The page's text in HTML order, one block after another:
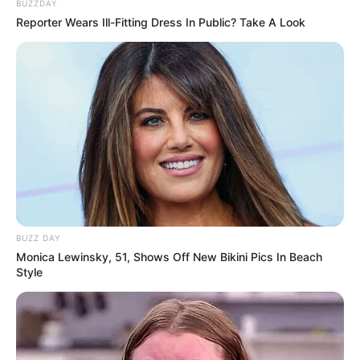
Hier geht es zu den
Deutschland und hier gibt esTipps für weltweite
Reiseziele
über die Insel der Dämonen, Monster, Drachen, Götter
und tausend Tempel
sowie dieOstküste von Australien
BUZZDAY
Reporter Wears Ill-Fitting Dress In Public? Take A Look
BUZZ DAY
Monica Lewinsky, 51, Shows Off New Bikini Pics In Beach
Style